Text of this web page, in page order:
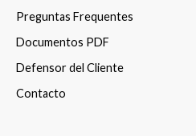
Preguntas Frequentes
Documentos PDF
Defensor del Cliente
Contacto